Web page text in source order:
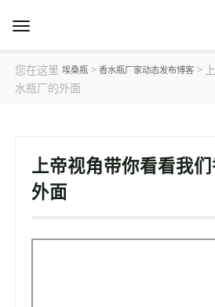
切
换
导
航
您在这里埃桑瓶 >香水瓶厂家动态发布博客 >
水瓶厂的外面
上帝视角带你看看我
外面